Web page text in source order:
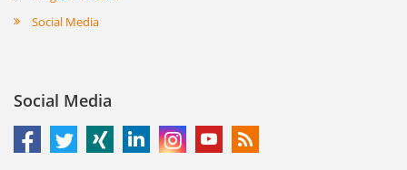
Social Media
Social Media